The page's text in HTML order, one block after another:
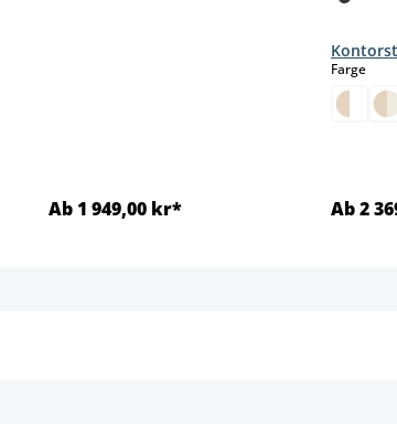
Ab 1 949,00 kr*
Farge
Ab 2